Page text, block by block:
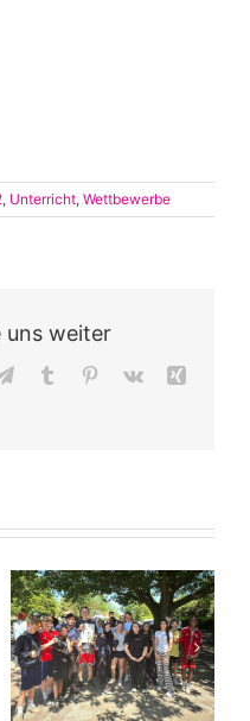
, Unterricht, Wettbewerbe
uns weiter
TelegramTumblr Pinterest
Vk